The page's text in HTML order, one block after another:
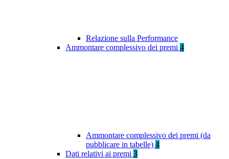
Relazione sulla Performance
Ammontare complessivo dei premi 4
Ammontare complessivo dei premi (da
pubblicare in tabelle) 4
Dati relativi ai premi 3